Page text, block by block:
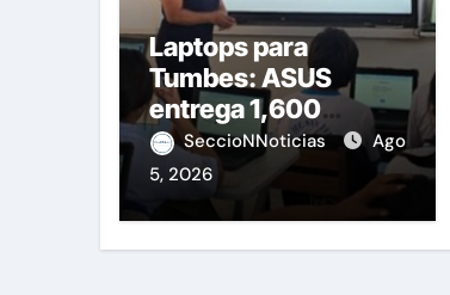
Laptops para
Tumbes: ASUS
entrega 1,600
equipos educativos
SeccioNNoticias
Ago
5, 2026